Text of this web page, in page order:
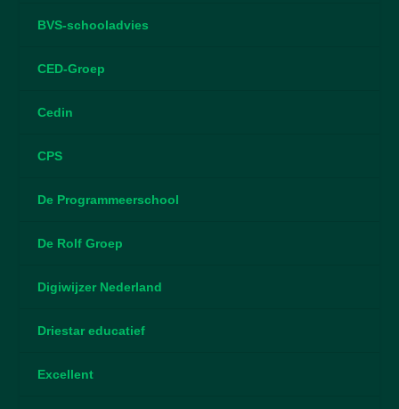
BVS-schooladvies
CED-Groep
Cedin
CPS
De Programmeerschool
De Rolf Groep
Digiwijzer Nederland
Driestar educatief
Excellent